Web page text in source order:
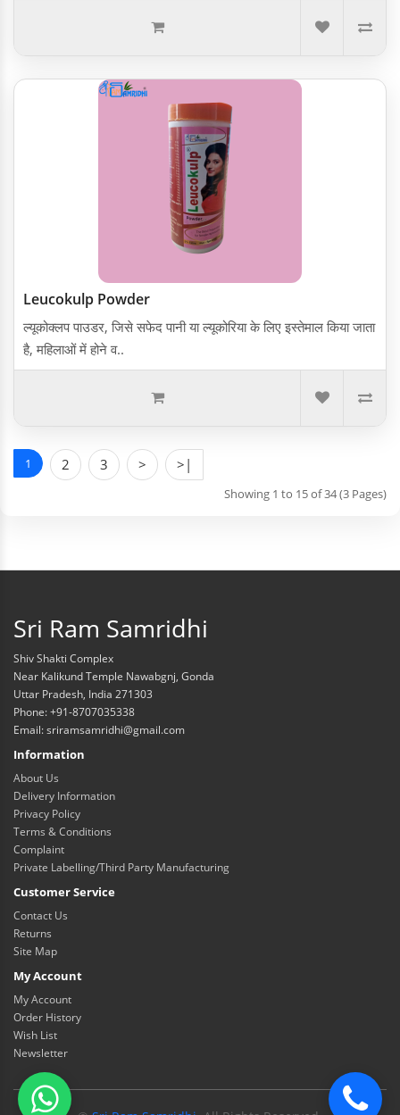
Leucokulp Powder
ल्यूकोक्लप पाउडर, जिसे सफेद पानी या ल्यूकोरिया के लिए इस्तेमाल किया जाता
है, महिलाओं में होने व..
1 2 3 > >|
Showing 1 to 15 of 34 (3 Pages)
Sri Ram Samridhi
Shiv Shakti Complex
Near Kalikund Temple Nawabgnj, Gonda
Uttar Pradesh, India 271303
Phone: +91-8707035338
Email: sriramsamridhi@gmail.com
Information
About Us
Delivery Information
Privacy Policy
Terms & Conditions
Complaint
Private Labelling/Third Party Manufacturing
Customer Service
Contact Us
Returns
Site Map
My Account
My Account
Order History
Wish List
Newsletter